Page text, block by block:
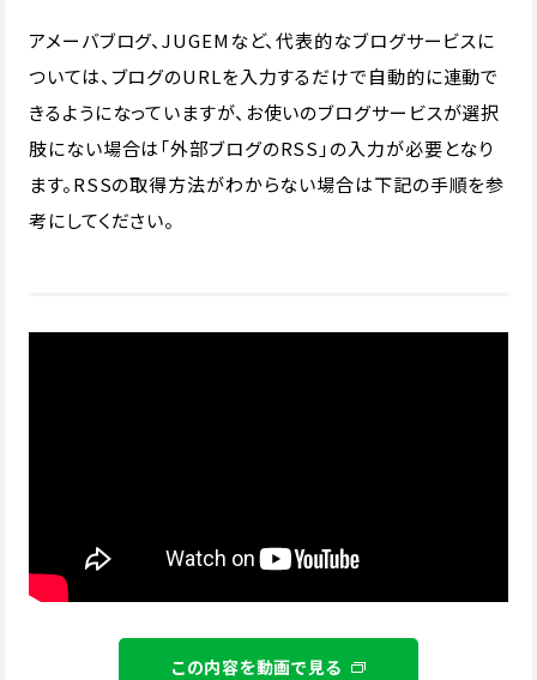
アメーバブログ、JUGEMなど、代表的なブログサービスに
ついては、ブログのURLを入力するだけで自動的に連動で
きるようになっていますが、お使いのブログサービスが選択
肢にない場合は「外部ブログのRSS」の入力が必要となり
ます。RSSの取得方法がわからない場合は下記の手順を参
考にしてください。
この内容を動画で見る